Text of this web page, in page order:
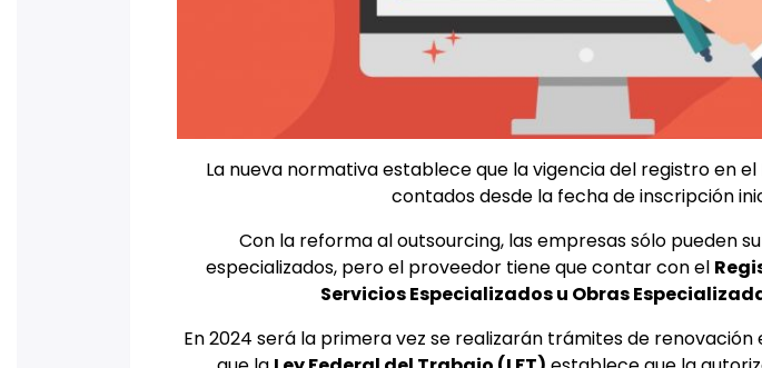
La nueva normativa establece que la vigencia del registro en el
contados desde la fecha de inscripción
Con la reforma al outsourcing, las empresas sólo pueden
especializados, pero el proveedor tiene que contar con el
Servicios Especializados u Obras
En 2024 será la primera vez se realizarán trámites de renovación